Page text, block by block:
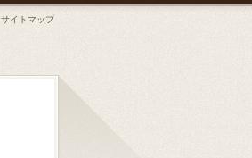
サイトマップ